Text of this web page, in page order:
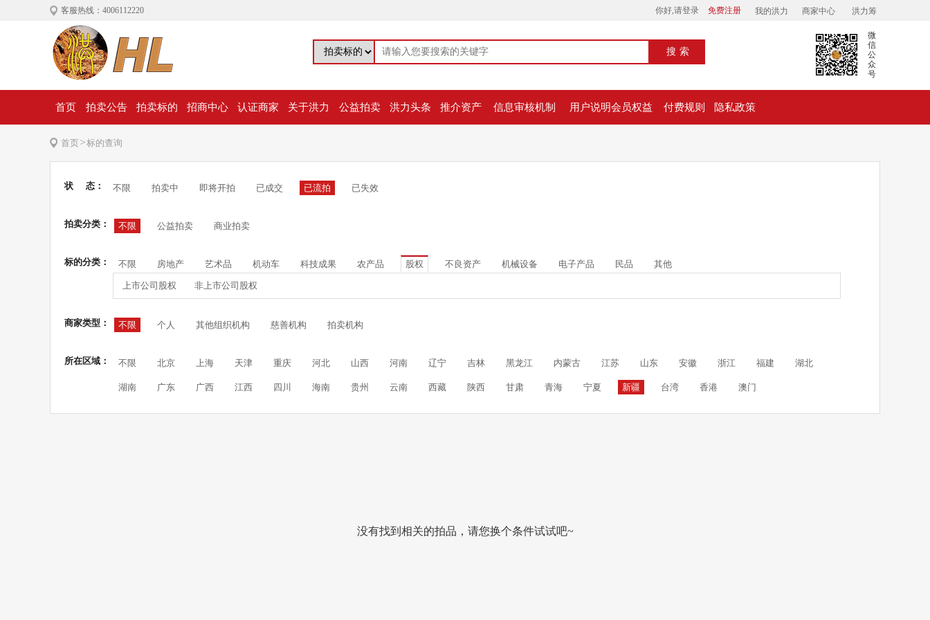
客服热线：4006112220 你好,请登录 免费注册 我的洪力 商家中心 洪力筹
搜索
微
信
公
众
号
首页 拍卖公告 拍卖标的 招商中心 认证商家 关于洪力 公益拍卖 洪力头条 推介资产 信息审核机制 用户说明会员权益 付费规则 隐私政策
首页>标的查询
状 态： 不限 拍卖中 即将开拍 已成交 已流拍 已失效
拍卖分类： 不限 公益拍卖 商业拍卖
标的分类： 不限 房地产 艺术品 机动车 科技成果 农产品 股权 不良资产 机械设备 电子产品 民品 其他
上市公司股权 非上市公司股权
商家类型： 不限 个人 其他组织机构 慈善机构 拍卖机构
所在区域： 不限 北京 上海 天津 重庆 河北 山西 河南 辽宁 吉林 黑龙江 内蒙古 江苏 山东 安徽 浙江 福建 湖北
湖南 广东 广西 江西 四川 海南 贵州 云南 西藏 陕西 甘肃 青海 宁夏 新疆 台湾 香港 澳门
没有找到相关的拍品，请您换个条件试试吧~